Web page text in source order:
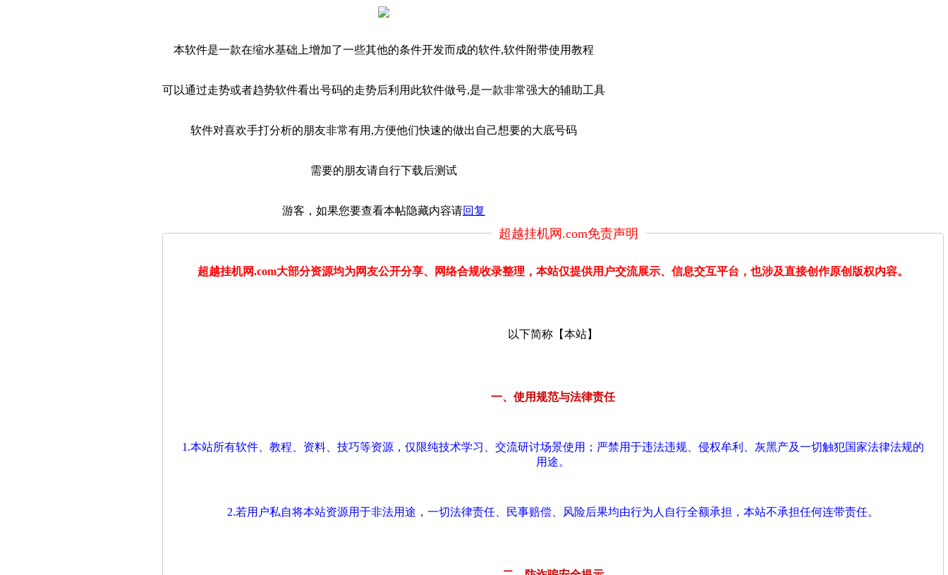
本软件是一款在缩水基础上增加了一些其他的条件开发而成的软件,软件附带使用教程
可以通过走势或者趋势软件看出号码的走势后利用此软件做号,是一款非常强大的辅助工具
软件对喜欢手打分析的朋友非常有用,方便他们快速的做出自己想要的大底号码
需要的朋友请自行下载后测试
游客，如果您要查看本帖隐藏内容请回复
超越挂机网.com免责声明
超越挂机网.com大部分资源均为网友公开分享、网络合规收录整理，本站仅提供用户交流展示、信息交互平台，也涉及直接创作原创版权内容。
以下简称【本站】
一、使用规范与法律责任
1.本站所有软件、教程、资料、技巧等资源，仅限纯技术学习、交流研讨场景使用；严禁用于违法违规、侵权牟利、灰黑产及一切触犯国家法律法规的
用途。
2.若用户私自将本站资源用于非法用途，一切法律责任、民事赔偿、风险后果均由行为人自行全额承担，本站不承担任何连带责任。